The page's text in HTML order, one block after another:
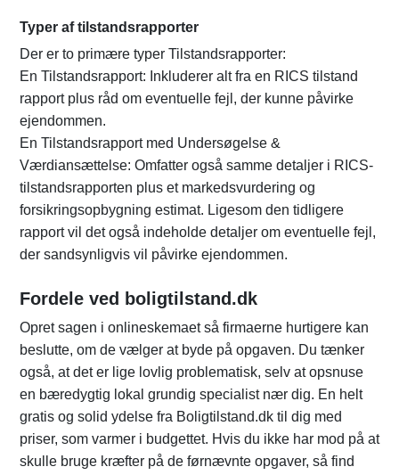
Typer af tilstandsrapporter
Der er to primære typer Tilstandsrapporter:
En Tilstandsrapport: Inkluderer alt fra en RICS tilstand
rapport plus råd om eventuelle fejl, der kunne påvirke
ejendommen.
En Tilstandsrapport med Undersøgelse &
Værdiansættelse: Omfatter også samme detaljer i RICS-
tilstandsrapporten plus et markedsvurdering og
forsikringsopbygning estimat. Ligesom den tidligere
rapport vil det også indeholde detaljer om eventuelle fejl,
der sandsynligvis vil påvirke ejendommen.
Fordele ved boligtilstand.dk
Opret sagen i onlineskemaet så firmaerne hurtigere kan
beslutte, om de vælger at byde på opgaven. Du tænker
også, at det er lige lovlig problematisk, selv at opsnuse
en bæredygtig lokal grundig specialist nær dig. En helt
gratis og solid ydelse fra Boligtilstand.dk til dig med
priser, som varmer i budgettet. Hvis du ikke har mod på at
skulle bruge kræfter på de førnævnte opgaver, så find